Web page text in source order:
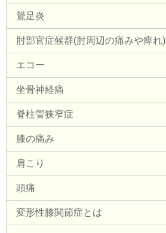
鵞足炎
肘部官症候群(肘周辺の痛みや痺れ)
エコー
坐骨神経痛
脊柱管狭窄症
膝の痛み
肩こり
頭痛
変形性膝関節症とは